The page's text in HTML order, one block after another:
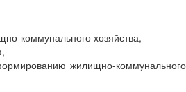
коммунального хозяйства,
жилищно-коммунального